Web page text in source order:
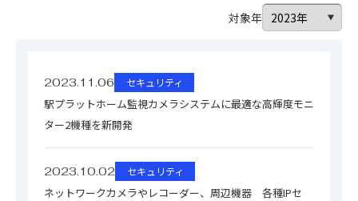
対象年
2023.11.06 セキュリティ
駅プラットホーム監視カメラシステムに最適な高輝度モニ
ター2機種を新開発
2023.10.02 セキュリティ
ネットワークカメラやレコーダー、周辺機器 各種IPセ